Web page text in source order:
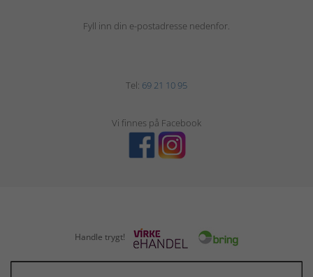
Fyll inn din e-postadresse nedenfor.
Tel: 69 21 10 95
Vi finnes på Facebook
Handle trygt!